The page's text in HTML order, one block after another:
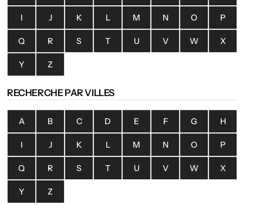
I J K L M N O P
Q R S T U V W X
Y Z
RECHERCHE PAR VILLES
A B C D E F G H
I J K L M N O P
Q R S T U V W X
Y Z